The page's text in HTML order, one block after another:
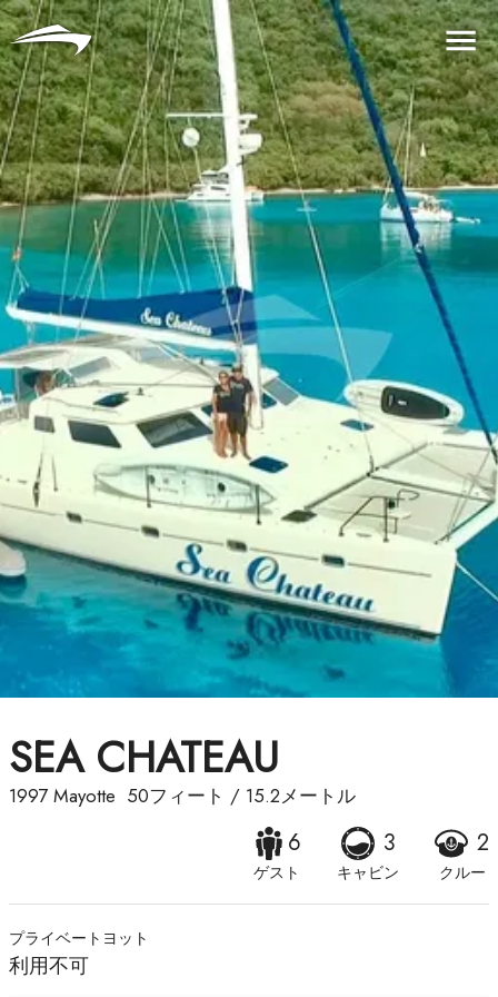
SEA CHATEAU
1997 Mayotte 50フィート / 15.2メートル
6
ゲスト
3
キャビン
2
クルー
プライベートヨット
利用不可
言語
通貨